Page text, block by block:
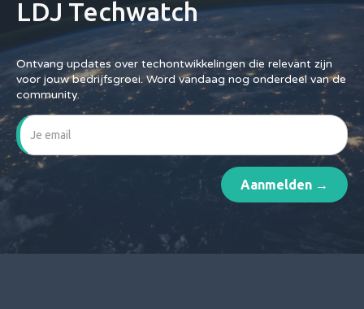
LDJ Techwatch
Ontvang updates over techontwikkelingen die relevant zijn
voor jouw bedrijfsgroei. Word vandaag nog onderdeel van de
community.